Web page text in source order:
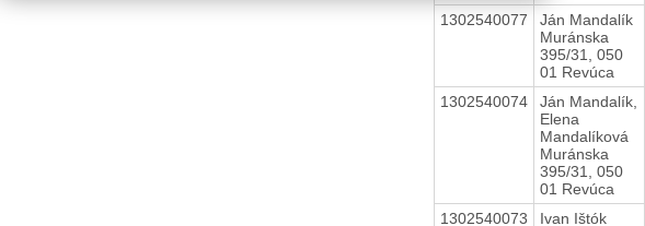
1302540077
Ján Mandalík
Muránska
395/31, 050
01 Revúca
1302540074
Ján Mandalík,
Elena
Mandalíková
Muránska
395/31, 050
01 Revúca
1302540073
Ivan Ištók